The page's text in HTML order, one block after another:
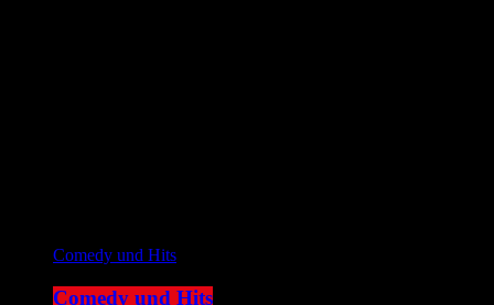
Comedy und Hits
Comedy und Hits